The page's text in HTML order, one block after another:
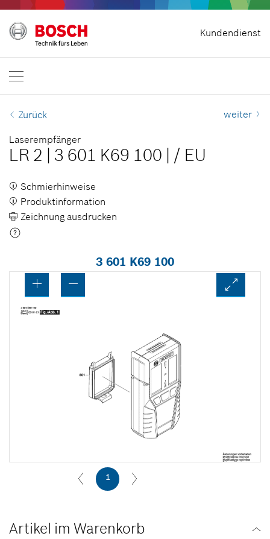
Kundendienst
Vertrag widerrufen
Bosch Professional
Zurück weiter
Laserempfänger
LR 2 3 601 K69 100 / EU
Schmierhinweise
Produktinformation
Zeichnung ausdrucken
3 601 K69 100
1
Artikel im Warenkorb